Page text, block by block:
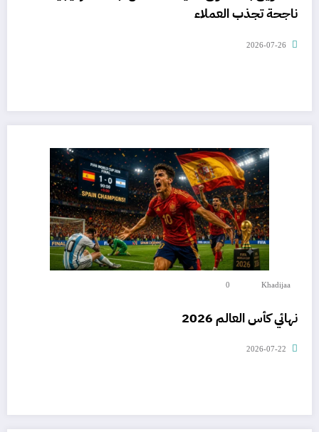
ناجحة تجذب العملاء
2026-07-26
Khadijaa
0
نهائي كأس العالم 2026
2026-07-22